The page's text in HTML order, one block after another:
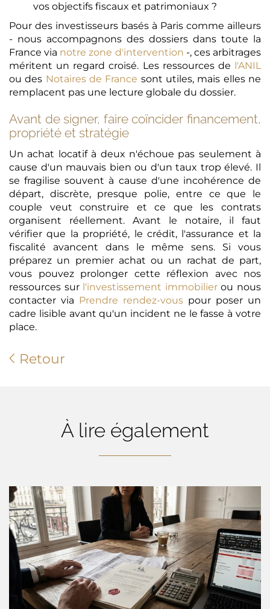
vos objectifs fiscaux et patrimoniaux ?
Pour des investisseurs basés à Paris comme ailleurs
- nous accompagnons des dossiers dans toute la
France via notre zone d'intervention -, ces arbitrages
méritent un regard croisé. Les ressources de
l'ANIL
ou des Notaires de France sont utiles, mais elles ne
remplacent pas une lecture globale du dossier.
Avant de signer, faire coïncider financement,
propriété et stratégie
Un achat locatif à deux n'échoue pas seulement à
cause d'un mauvais bien ou d'un taux trop élevé. Il
se fragilise souvent à cause d'une incohérence de
départ, discrète, presque polie, entre ce que le
couple veut construire et ce que les contrats
organisent réellement. Avant le notaire, il faut
vérifier que la propriété, le crédit, l'assurance et la
fiscalité avancent dans le même sens. Si vous
préparez un premier achat ou un rachat de part,
vous pouvez prolonger cette réflexion avec nos
ressources sur l'investissement immobilierou nous
contacter via Prendre rendez-vous pour poser un
cadre lisible avant qu'un incident ne le fasse à votre
place.
Retour
À lire également